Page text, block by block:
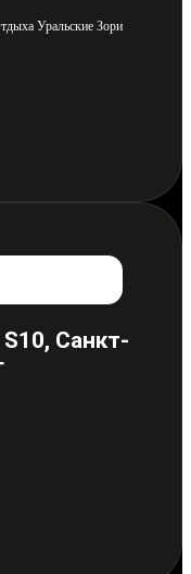
Уральские Зори
Санкт-